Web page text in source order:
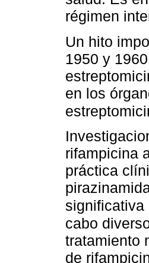
régimen
Un hito
1950 y
en los
rifampicina
práctica
significativa
cabo
tratamiento
de